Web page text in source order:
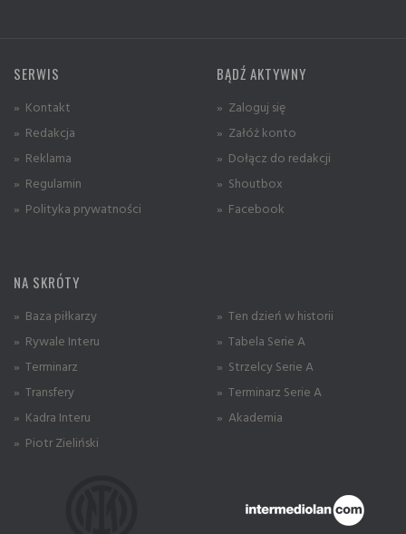
SERWIS
» Kontakt
» Redakcja
» Reklama
» Regulamin
» Polityka prywatności
BĄDŹ AKTYWNY
» Zaloguj się
» Załóż konto
» Dołącz do redakcji
» Shoutbox
» Facebook
NA SKRÓTY
» Baza piłkarzy
» Rywale Interu
» Terminarz
» Transfery
» Kadra Interu
» Piotr Zieliński
» Ten dzień w historii
» Tabela Serie A
» Strzelcy Serie A
» Terminarz Serie A
» Akademia